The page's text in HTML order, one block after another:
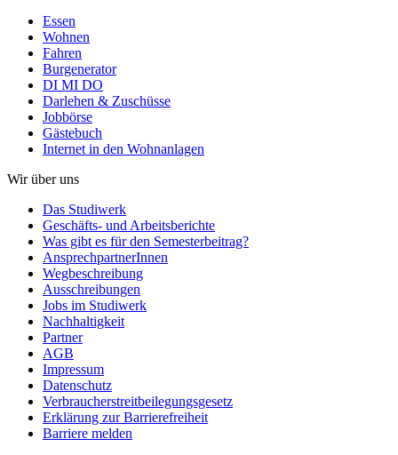
Essen
Wohnen
Fahren
Burgenerator
DI MI DO
Darlehen & Zuschüsse
Jobbörse
Gästebuch
Internet in den Wohnanlagen
Wir über uns
Das Studiwerk
Geschäfts- und Arbeitsberichte
Was gibt es für den Semesterbeitrag?
AnsprechpartnerInnen
Wegbeschreibung
Ausschreibungen
Jobs im Studiwerk
Nachhaltigkeit
Partner
AGB
Impressum
Datenschutz
Verbraucherstreitbeilegungsgesetz
Erklärung zur Barrierefreiheit
Barriere melden